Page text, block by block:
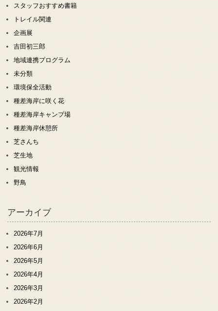
スタッフおすすめ書籍
トレイル関連
企画展
吉田初三郎
地域連携プログラム
未分類
環境保全活動
種差海岸に咲く花
種差海岸キャンプ場
種差海岸休憩所
芝さんち
芝生地
観光情報
野鳥
アーカイブ
2026年7月
2026年6月
2026年5月
2026年4月
2026年3月
2026年2月